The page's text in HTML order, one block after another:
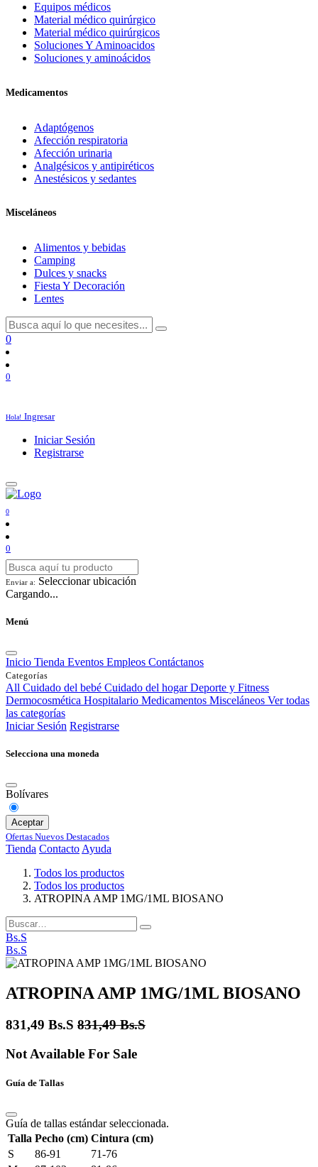
Equipos médicos
Material médico quirúrgico
Material médico quirúrgicos
Soluciones Y Aminoacidos
Soluciones y aminoácidos
Medicamentos
Adaptógenos
Afección respiratoria
Afección urinaria
Analgésicos y antipiréticos
Anestésicos y sedantes
Misceláneos
Alimentos y bebidas
Camping
Dulces y snacks
Fiesta Y Decoración
Lentes
0
0
Hola! Ingresar
Iniciar Sesión
Registrarse
0
0
Enviar a: Seleccionar ubicación
Cargando...
Menú
Inicio Tienda Eventos Empleos Contáctanos
Categorías
All Cuidado del bebé Cuidado del hogar Deporte y Fitness
Dermocosmética Hospitalario Medicamentos Misceláneos Ver todas
las categorías
Iniciar Sesión Registrarse
Selecciona una moneda
Bolívares
Aceptar
Ofertas Nuevos Destacados
Tienda Contacto Ayuda
Todos los productos
Todos los productos
ATROPINA AMP 1MG/1ML BIOSANO
Bs.S
Bs.S
ATROPINA AMP 1MG/1ML BIOSANO
831,49 Bs.S 831,49Bs.S
Not Available For Sale
Guía de Tallas
Guía de tallas estándar seleccionada.
Talla Pecho (cm) Cintura (cm)
S
86-91
71-76